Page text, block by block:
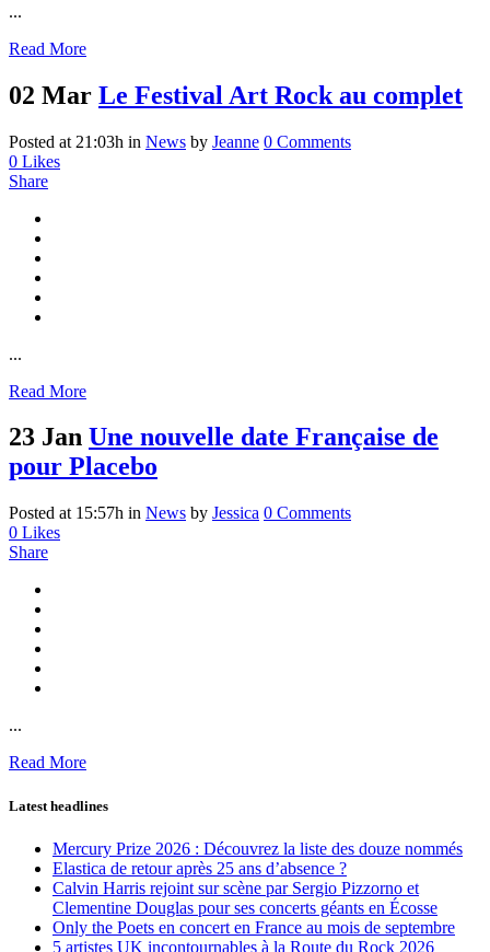
...
Read More
02 Mar Le Festival Art Rock au complet
Posted at 21:03h in News by Jeanne 0 Comments
0 Likes
Share
...
Read More
23 Jan Une nouvelle date Française de
pour Placebo
Posted at 15:57h in News by Jessica 0 Comments
0 Likes
Share
...
Read More
Latest headlines
Mercury Prize 2026 : Découvrez la liste des douze nommés
Elastica de retour après 25 ans d’absence ?
Calvin Harris rejoint sur scène par Sergio Pizzorno et
Clementine Douglas pour ses concerts géants en Écosse
Only the Poets en concert en France au mois de septembre
5 artistes UK incontournables à la Route du Rock 2026